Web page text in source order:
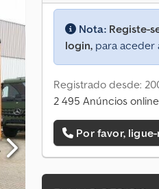
Nota: Registe-
login, para aceder
Registrado desde:
2 495 Anúncios online
Por favor,